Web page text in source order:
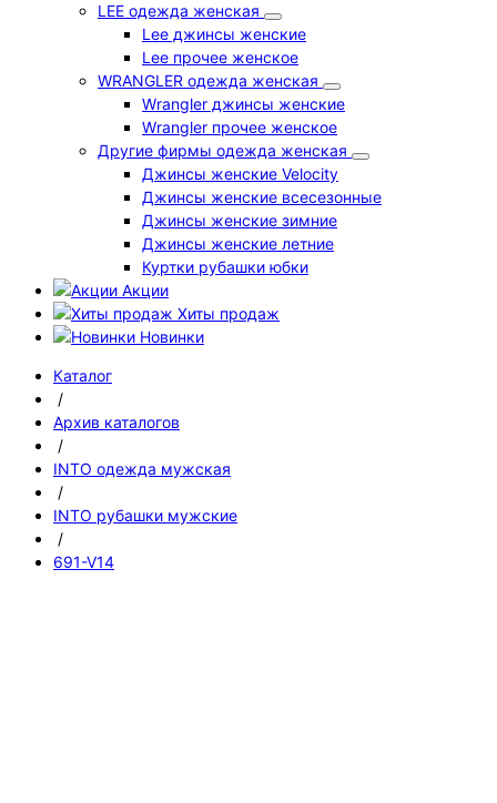
LEE одежда женская
Lee джинсы женские
Lee прочее женское
WRANGLER одежда женская
Wrangler джинсы женские
Wrangler прочее женское
Другие фирмы одежда женская
Джинсы женские Velocity
Джинсы женские всесезонные
Джинсы женские зимние
Джинсы женские летние
Куртки рубашки юбки
Акции
Хиты продаж
Новинки
Каталог
/
Архив каталогов
/
INTO одежда мужская
/
INTO рубашки мужские
/
691-V14